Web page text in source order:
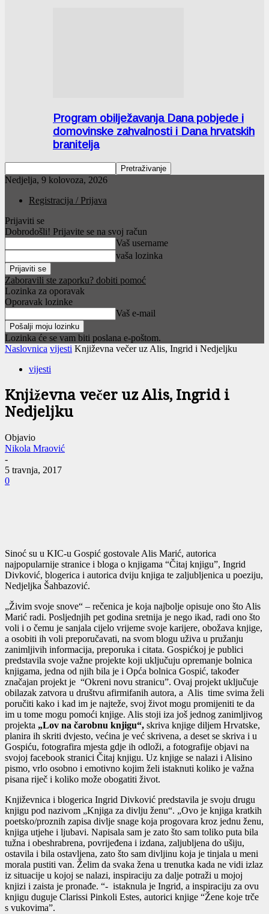
Program obilježavanja Dana pobjede i
domovinske zahvalnosti i Dana hrvatskih
branitelja
Nedjelja, 9 kolovoza, 2026
Registracija / Prijava
Prijaviti se
Dobrodošli! Prijavite se na svoj račun
Vaš username
vaša lozinka
Zaboravili ste zaporku? dobiti pomoć
Lozinka za oporavak
Oporavak lozinke
Vaš e-mail
Lozinka će se vam biti poslana e-poštom.
Naslovnica vijesti Književna večer uz Alis, Ingrid i Nedjeljku
vijesti
Književna večer uz Alis, Ingrid i
Nedjeljku
Objavio
Nikola Mraović
-
5 travnja, 2017
0
Sinoć su u KIC-u Gospić gostovale Alis Marić, autorica
najpopularnije stranice i bloga o knjigama “Čitaj knjigu”, Ingrid
Divković, blogerica i autorica dviju knjiga te zaljubljenica u poeziju,
Nedjeljka Šahbazović.
„Živim svoje snove“ – rečenica je koja najbolje opisuje ono što Alis
Marić radi. Posljednjih pet godina sretnija je nego ikad, radi ono što
voli i o čemu je sanjala cijelo vrijeme svoje karijere, obožava knjige,
a osobiti ih voli preporučavati, na svom blogu uživa u pružanju
zanimljivih informacija, preporuka i citata. Gospićkoj je publici
predstavila svoje važne projekte koji uključuju opremanje bolnica
knjigama, jedna od njih bila je i Opća bolnica Gospić, također
značajan projekt je “Okreni novu stranicu”. Ovaj projekt uključuje
obilazak zatvora u društvu afirmifanih autora, a Alis time svima želi
poručiti kako i kad im je najteže, svoj život mogu promijeniti te da
im u tome mogu pomoći knjige. Alis stoji iza još jednog zanimljivog
projekta „Lov na čarobnu knjigu“, skriva knjige diljem Hrvatske,
planira ih skriti dvjesto, većina je već skrivena, a deset se skriva i u
Gospiću, fotografira mjesta gdje ih odloži, a fotografije objavi na
svojoj facebook stranici Čitaj knjigu. Uz knjige se nalazi i Alisino
pismo, vrlo osobno i emotivno kojim želi istaknuti koliko je važna
pisana riječ i koliko može obogatiti život.
Književnica i blogerica Ingrid Divković predstavila je svoju drugu
knjigu pod nazivom „Knjiga za divlju ženu“. „Ovo je knjiga kratkih
poetsko/proznih zapisa divlje snage koja progovara kroz jednu ženu,
knjiga utjehe i ljubavi. Napisala sam je zato što sam toliko puta bila
tužna i obeshrabrena, povrijeđena i izdana, zaljubljena do ušiju,
ostavila i bila ostavljena, zato što sam divljinu koja je tinjala u meni
morala pustiti van. Želim da svaka žena u trenutka kada ne vidi izlaz
iz situacije u kojoj se nalazi, inspiraciju za dalje potraži u mojoj
knjizi i zaista je pronađe. “- istaknula je Ingrid, a inspiraciju za ovu
knjigu duguje Clarissi Pinkoli Estes, autorici knjige “Žene koje trče
s vukovima”.